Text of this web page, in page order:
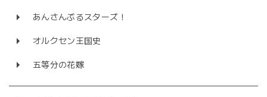
あんさんぶるスターズ！
オルクセン王国史
五等分の花嫁